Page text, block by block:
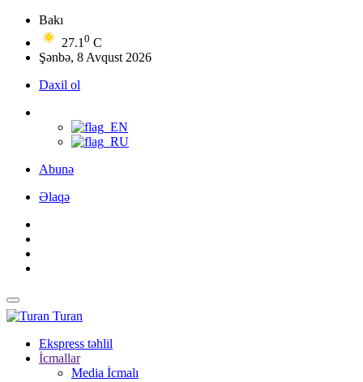
Bakı
27.1 0 C
Şənbə, 8 Avqust 2026
Daxil ol
Abunə
Əlaqə
Turan
Ekspress təhlil
İcmallar
Media İcmalı